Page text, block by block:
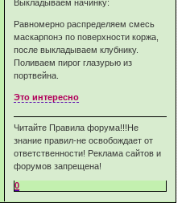
Выкладываем начинку:
Равномерно распределяем смесь
маскарпонэ по поверхности коржа,
после выкладываем клубнику.
Поливаем пирог глазурью из
портвейна.
Это интересно
Читайте Правила форума!!!Не
знание правил-не освобождает от
ответственности! Реклама сайтов и
форумов запрещена!
0